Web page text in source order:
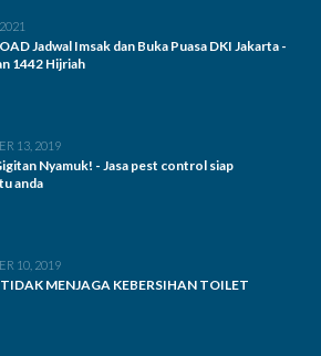
Jadwal Imsak dan Buka Puasa DKI Jakarta -
1442 Hijriah
13, 2019
Nyamuk! - Jasa pest control siap
anda
10, 2019
MENJAGA KEBERSIHAN TOILET